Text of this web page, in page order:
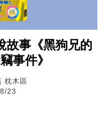
故事《黑狗兄的
事件》
枕木區
23